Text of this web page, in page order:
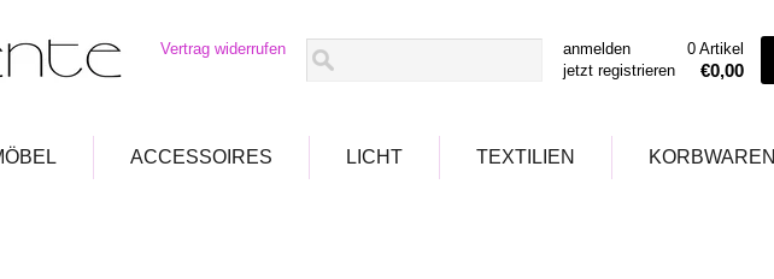
Vertrag widerrufen
anmelden
jetzt registrieren
0 Artikel
€0,00
ACCESSOIRES LICHT TEXTILIEN KORBWAREN